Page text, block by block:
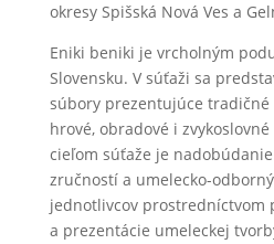
okresy Spišská Nová Ves a
Eniki beniki je vrcholným
Slovensku. V súťaži sa
súbory prezentujúce tradičné
hrové, obradové i
cieľom súťaže je
zručností a umelecko-
jednotlivcov prostredníctvom
a prezentácie umeleckej